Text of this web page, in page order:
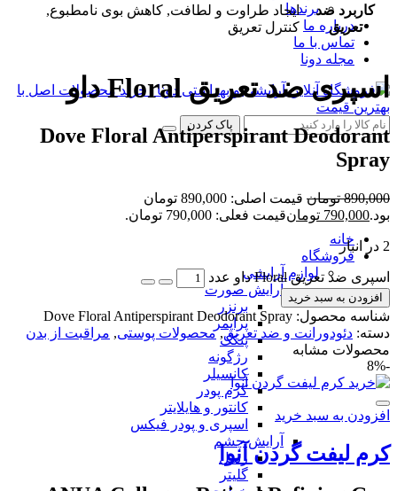
برندها
درباره ما
تماس با ما
مجله دونا
پاک کردن
خانه
فروشگاه
لوازم آرایشی
آرایش صورت
برنزر
پرایمر
پنکک
رژگونه
کانسیلر
کرم پودر
کانتور و هایلایتر
اسپری و پودر فیکس
آرایش چشم
ریمل
گلیتر
کاربرد ضد
تعریق
ایجاد طراوت و لطافت, کاهش بوی نامطبوع,
کنترل تعریق
اسپری ضد تعریق Floral داو
Dove Floral Antiperspirant Deodorant
Spray
890,000 تومان
قیمت اصلی: 890,000 تومان
بود.790,000 تومانقیمت فعلی: 790,000 تومان.
2 در انبار
اسپری ضد تعریق Floral داو عدد
افزودن به سبد خرید
شناسه محصول: Dove Floral Antiperspirant Deodorant Spray
دسته: دئودورانت و ضد تعریق,محصولات پوستی, مراقبت از بدن
محصولات مشابه
-8%
افزودن به سبد خرید
کرم لیفت گردن آنوا